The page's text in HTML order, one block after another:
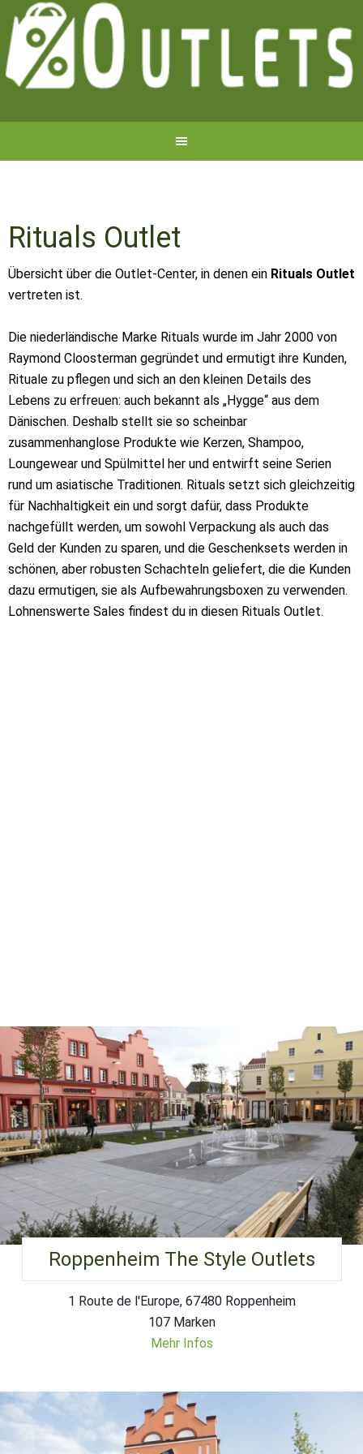
Rituals Outlet
Übersicht über die Outlet-Center, in denen ein Rituals Outlet
vertreten ist.
Die niederländische Marke Rituals wurde im Jahr 2000 von
Raymond Cloosterman gegründet und ermutigt ihre Kunden,
Rituale zu pflegen und sich an den kleinen Details des
Lebens zu erfreuen: auch bekannt als „Hygge“ aus dem
Dänischen. Deshalb stellt sie so scheinbar
zusammenhanglose Produkte wie Kerzen, Shampoo,
Loungewear und Spülmittel her und entwirft seine Serien
rund um asiatische Traditionen. Rituals setzt sich gleichzeitig
für Nachhaltigkeit ein und sorgt dafür, dass Produkte
nachgefüllt werden, um sowohl Verpackung als auch das
Geld der Kunden zu sparen, und die Geschenksets werden in
schönen, aber robusten Schachteln geliefert, die die Kunden
dazu ermutigen, sie als Aufbewahrungsboxen zu verwenden.
Lohnenswerte Sales findest du in diesen Rituals Outlet.
Roppenheim The Style Outlets
1 Route de l'Europe, 67480 Roppenheim
107 Marken
Mehr Infos